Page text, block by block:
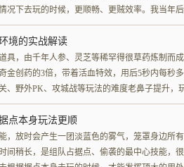
况下去玩的时候，更顺畅、更贼效率。我当年
境的实战解读
具，由千年人参、灵芝等稀罕得很草药炼制而
金创药的3倍，带着活血特效，用后5秒内每秒
、野外PK、攻城战等玩法的难度老鼻子提升，
点本身玩法更顺
，放时会产生一团淡蓝色的雾气，笼罩身边所
间稍长，是组队占据点、偷袭的最中心技能，